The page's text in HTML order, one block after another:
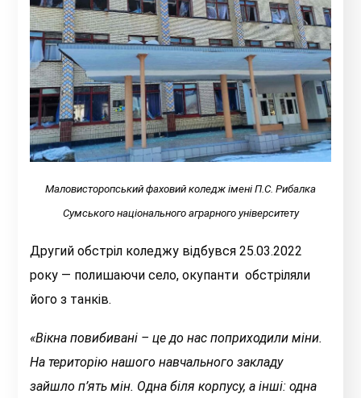
Маловисторопський фаховий коледж імені П.С. Рибалка
Сумського національного аграрного університету
Другий обстріл коледжу відбувся 25.03.2022
року — полишаючи село, окупанти обстріляли
його з танків.
«Вікна повибивані – це до нас поприходили міни.
На територію нашого навчального закладу
зайшло п’ять мін. Одна біля корпусу, а інші: одна